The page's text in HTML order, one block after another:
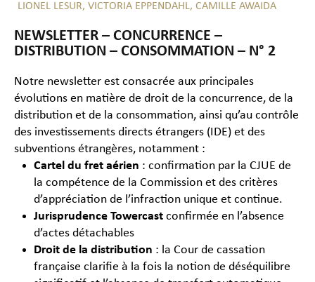
LIONEL LESUR, VICTORIA EPPENDAHL, CAMILLE AWAIDA
NEWSLETTER – CONCURRENCE –
DISTRIBUTION – CONSOMMATION – N° 2
Notre newsletter est consacrée aux principales
évolutions en matière de droit de la concurrence, de la
distribution et de la consommation, ainsi qu’au contrôle
des investissements directs étrangers (IDE) et des
subventions étrangères, notamment :
Cartel du fret aérien : confirmation par la CJUE de
la compétence de la Commission et des critères
d’appréciation de l’infraction unique et continue.
Jurisprudence Towercast confirmée en l’absence
d’actes détachables
Droit de la distribution : la Cour de cassation
française clarifie à la fois la notion de déséquilibre